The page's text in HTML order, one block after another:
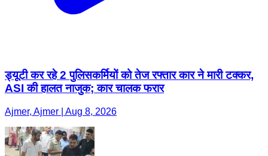
ड्यूटी कर रहे 2 पुलिसकर्मियों को तेज रफ्तार कार ने मारी टक्कर,
ASI की हालत नाजुक; कार चालक फरार
Ajmer, Ajmer | Aug 8, 2026